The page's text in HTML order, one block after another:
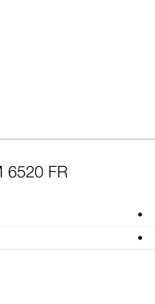
6520 FR
•
•